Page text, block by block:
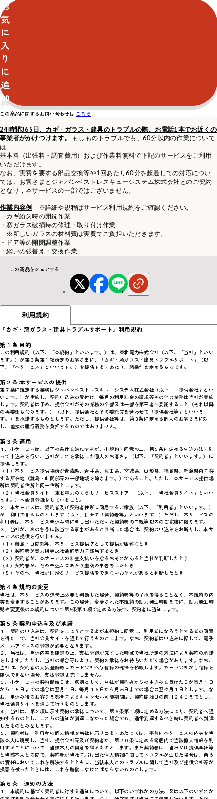
お
気
に
入
り
に
追
加
この商品に関するお問い合わせは こちら
24時間365日、カギ・ガラス・建具のトラブルの際、お電話1本でお近くの
事業者がかけつけます。
もしものトラブルでも、60分以内の作業について
は
基本料（出張料・調査費用）および作業料無料で下記のサービスをご利用
いただけます。
なお、実費を要する部品交換等や1回あたり60分を超過しての対応につい
ては、お客さまとジャパンベストレスキューシステム株式会社とのご契約
となり，本サービスの一部ではございません。
作業内容例
※詳細や規程はサービス利用規約をご確認ください。
・カギ紛失時の開錠作業
・窓ガラス破損時の修理・取り付け作業
※新しいガラスの材料費は実費でご負担いただきます。
・ドア等の開閉調整作業
・網戸の張替え・交換作業
この商品をシェアする
利用規約
『カギ・窓ガラス・建具トラブルサポート』利用規約
第１条 目的
この利用規約（以下、「本規約」といいます。）は、東北電力株式会社（以下、「当社」といい
ます。）が第３条第１項所定のお客さまに、「カギ・窓ガラス・建具トラブルサポート」（以
下、「本サービス」といいます。）を提供するにあたり、諸条件を定めるものです。
第２条 本サービスの提供
第７条に規定する業務はジャパンベストレスキューシステム株式会社（以下、「提供会社」とい
います。）が実施し、契約申込みの受付け、毎月の利用料金の請求等その他の業務は当社が実施
します。契約者は予め、提供会社がその業務の全部又は一部を第三者へ委託すること（それ以降
の再委託も含みます。）（以下、提供会社とその委託先を合わせて「提供会社等」といいま
す。）を承諾するものとします。ただし、提供会社等は、第３条に定める個人のお客さまに対
し、直接の履行義務を負担するものではありません。
第３条 適用
１．本サービスは、以下の条件を満たす者が、本規約に同意の上、第５条に定める申込方法に則
って申込みを行い、当社がこれを承諾した個人のお客さま（以下、「契約者」といいます。）に
提供します。
（１）本サービス提供場所が青森県、岩手県、秋田県、宮城県、山形県、福島県、新潟県内に存
する所在地（離島・山間部等の一部地域を除きます。）であること。ただし、本サービス提供場
所は契約者住所と同一住所とします。
（２）当社会員サイト「東北電力のくらしサービスストア」（以下、「当社会員サイト」といい
ます。）へ会員登録をしていること。
２．本サービスは、契約者及び契約者住所に同居するご家族（以下、「利用者」といいます。）
が、利用できるものとします（以下、併せて「契約者等」といいます。）ただし、本サービスの
利用者は、本サービス申込み時に申し出いただいた契約者の二親等以内のご家族に限ります。
３．当社が、次の各号に該当する事由があると判断した場合は、契約の申込みをお断りし、本サ
ービスの提供を行いません。
（１）離島・山間部等、本サービス提供先として提供が困難なとき
（２）契約者が暴力団等反社会的勢力に該当するとき
（３）契約者が、本サービスの料金支払いを怠るおそれがあると当社が判断したとき
（４）契約者が、その申込みにあたり虚偽の申告をしたとき
（５）その他、当社が円滑なサービス提供をできないおそれがあると判断したとき
第４条 規約の変更
当社は、本サービスの運営上必要と判断した場合、契約者等の了承を得ることなく、本規約の内
容を変更することがあります。この場合、変更された本規約の効力発生時期までに、効力発生時
期や変更後の本規約について第6条第１項で定める方法で、契約者に通知します。
第５条 契約申込み及び承諾
１．契約の申込みは、契約をしようとする者が本規約に同意し、利用者になろうとする者の同意
を得た上で、当社会員サイトを通じて行うものとします。なお、契約者は申込みに際して、電子
メールアドレスの登録が必要となります。
２．当社は、申込内容を確認の上、支払登録が完了した時点で当社所定の方法により契約の承諾
をします。ただし、当社の都合等により、契約の承諾をお待ちいただく場合があります。なお、
当社は、契約者の支払登録時にカード会社へ与信枠の確保を依頼します。カード会社が与信枠を
確保できない場合、支払登録は完了しません。
３．本サービスの契約開始日は、原則として、当社が契約者からの申込みを受けた日が毎月１日
から１５日までの場合は翌月１日、毎月１６日から月末日までの場合は翌々月１日とします。な
お、申込み後のお客さま都合によるキャンセル可能期間は、契約開始日の前月２４日までとし、
当社会員サイトを通じて行うものとします。
４．当社は、第２項に示す契約の承諾について、第６条第１項に定める方法により、契約者へ通
知するものとし、これらの通知が到達しなかった場合でも、通常到達するべき時に契約者へ到達
したものとみなします。
５．契約者は、利用者の個人情報を当社に届け出るにあたっては、事前に本サービスの内容を当
該本人に説明し、当社、提供会社等及び契約者が、第２０条に定める範囲内で当該個人情報を利
用することについて、当該本人の同意を得るものとします。また契約者は、当社又は提供会社等
と当該本人との間で、契約者が当社に届け出た個人情報に関してトラブルが生じた場合は、自ら
の責任においてこれを解決するとともに、当該本人とのトラブルに関して当社及び提供会社等が
損害を被ったときには、これを賠償しなければならないものとします。
第６条 通知の方法
１．本規約に基づく契約者に対する通知について、以下のいずれかの方法、又は以下のいずれか